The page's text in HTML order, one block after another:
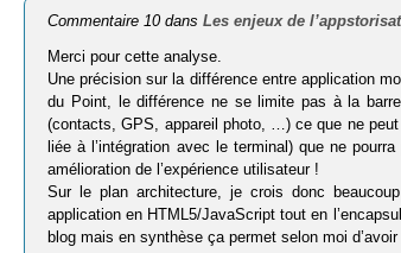
Commentaire 10 dansLes enjeux de
Merci pour cette analyse.
Une précision sur la différence entre application
du Point, le différence ne se limite pas à la
(contacts, GPS, appareil photo, …) ce que ne
liée à l’intégration avec le terminal) que ne
amélioration de l’expérience utilisateur !
Sur le plan architecture, je crois donc
application en HTML5/JavaScript tout en
blog mais en synthèse ça permet selon moi